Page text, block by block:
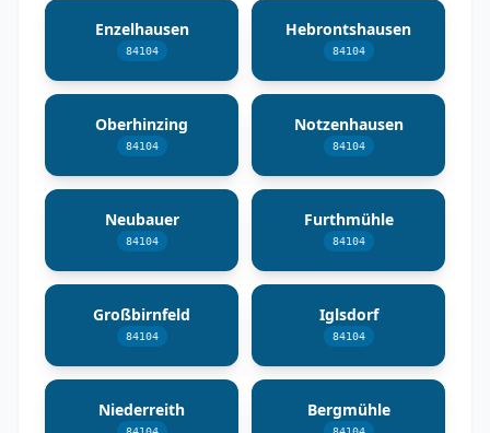
Enzelhausen
84104
Hebrontshausen
84104
Oberhinzing
84104
Notzenhausen
84104
Neubauer
84104
Furthmühle
84104
Großbirnfeld
84104
Iglsdorf
84104
Niederreith Bergmühle